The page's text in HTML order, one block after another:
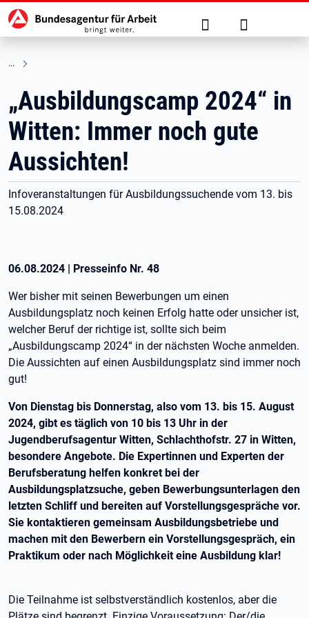
zu den Hauptinhalten springen
Hauptnavigation Suche Anmelden
„Ausbildungscamp 2024“ in
Witten: Immer noch gute
Aussichten!
Infoveranstaltungen für Ausbildungssuchende vom 13. bis
15.08.2024
06.08.2024 | Presseinfo Nr. 48
Wer bisher mit seinen Bewerbungen um einen
Ausbildungsplatz noch keinen Erfolg hatte oder unsicher ist,
welcher Beruf der richtige ist, sollte sich beim
„Ausbildungscamp 2024“ in der nächsten Woche anmelden.
Die Aussichten auf einen Ausbildungsplatz sind immer noch
gut!
Von Dienstag bis Donnerstag, also vom 13. bis 15. August
2024, gibt es täglich von 10 bis 13 Uhr in der
Jugendberufsagentur Witten, Schlachthofstr. 27 in Witten,
besondere Angebote. Die Expertinnen und Experten der
Berufsberatung helfen konkret bei der
Ausbildungsplatzsuche, geben Bewerbungsunterlagen den
letzten Schliff und bereiten auf Vorstellungsgespräche vor.
Sie kontaktieren gemeinsam Ausbildungsbetriebe und
machen mit den Bewerbern ein Vorstellungsgespräch, ein
Praktikum oder nach Möglichkeit eine Ausbildung klar!
Die Teilnahme ist selbstverständlich kostenlos, aber die